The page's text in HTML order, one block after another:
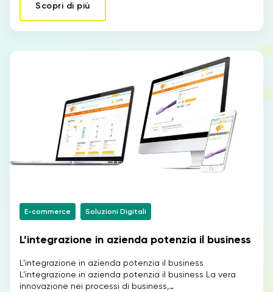
Scopri di più
E-commerce Soluzioni Digitali
L’integrazione in azienda potenzia il business
L’integrazione in azienda potenzia il business
L’integrazione in azienda potenzia il business La vera
innovazione nei processi di business,…